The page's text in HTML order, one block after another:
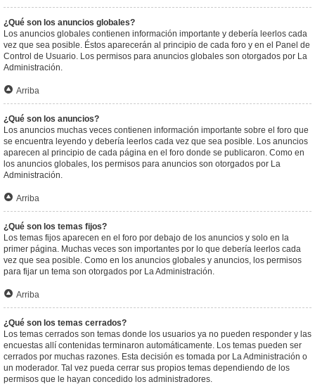
¿Qué son los anuncios globales?
Los anuncios globales contienen información importante y debería leerlos cada
vez que sea posible. Éstos aparecerán al principio de cada foro y en el Panel de
Control de Usuario. Los permisos para anuncios globales son otorgados por La
Administración.
Arriba
¿Qué son los anuncios?
Los anuncios muchas veces contienen información importante sobre el foro que
se encuentra leyendo y debería leerlos cada vez que sea posible. Los anuncios
aparecen al principio de cada página en el foro donde se publicaron. Como en
los anuncios globales, los permisos para anuncios son otorgados por La
Administración.
Arriba
¿Qué son los temas fijos?
Los temas fijos aparecen en el foro por debajo de los anuncios y solo en la
primer página. Muchas veces son importantes por lo que debería leerlos cada
vez que sea posible. Como en los anuncios globales y anuncios, los permisos
para fijar un tema son otorgados por La Administración.
Arriba
¿Qué son los temas cerrados?
Los temas cerrados son temas donde los usuarios ya no pueden responder y las
encuestas allí contenidas terminaron automáticamente. Los temas pueden ser
cerrados por muchas razones. Esta decisión es tomada por La Administración o
un moderador. Tal vez pueda cerrar sus propios temas dependiendo de los
permisos que le hayan concedido los administradores.